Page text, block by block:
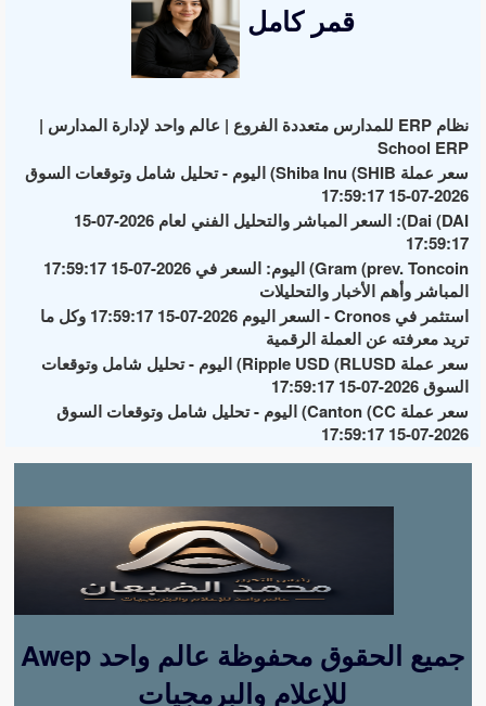
قمر كامل
نظام ERP للمدارس متعددة الفروع | عالم واحد لإدارة المدارس |
School ERP
سعر عملة Shiba Inu (SHIB) اليوم - تحليل شامل وتوقعات السوق
2026-07-15 17:59:17
Dai (DAI): السعر المباشر والتحليل الفني لعام 2026-07-15
17:59:17
Gram (prev. Toncoin) اليوم: السعر في 2026-07-15 17:59:17
المباشر وأهم الأخبار والتحليلات
استثمر في Cronos - السعر اليوم 2026-07-15 17:59:17 وكل ما
تريد معرفته عن العملة الرقمية
سعر عملة Ripple USD (RLUSD) اليوم - تحليل شامل وتوقعات
السوق 2026-07-15 17:59:17
سعر عملة Canton (CC) اليوم - تحليل شامل وتوقعات السوق
2026-07-15 17:59:17
Awep جميع الحقوق محفوظة عالم واحد
للإعلام والبرمجيات